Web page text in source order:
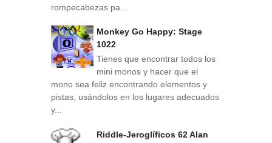
rompecabezas pa...
Monkey Go Happy: Stage
1022
Tienes que encontrar todos los
mini monos y hacer que el
mono sea feliz encontrando elementos y
pistas, usándolos en los lugares adecuados
y...
Riddle-Jeroglíficos 62 Alan